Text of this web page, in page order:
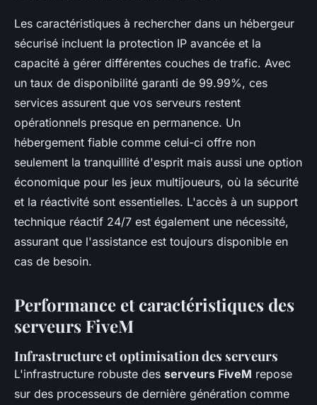
Les caractéristiques à rechercher dans un hébergeur
sécurisé incluent la protection IP avancée et la
capacité à gérer différentes couches de trafic. Avec
un taux de disponibilité garanti de 99.99%, ces
services assurent que vos serveurs restent
opérationnels presque en permanence. Un
hébergement fiable comme celui-ci offre non
seulement la tranquillité d'esprit mais aussi une option
économique pour les jeux multijoueurs, où la sécurité
et la réactivité sont essentielles. L'accès à un support
technique réactif 24/7 est également une nécessité,
assurant que l'assistance est toujours disponible en
cas de besoin.
Performance et caractéristiques des
serveurs FiveM
Infrastructure et optimisation des serveurs
L'infrastructure robuste des serveurs FiveM repose
sur des processeurs de dernière génération comme